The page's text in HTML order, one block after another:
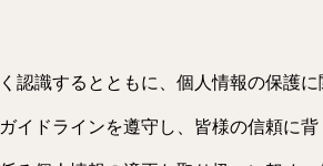
識するとともに、個人情報の保護
イドラインを遵守し、皆様の信頼に